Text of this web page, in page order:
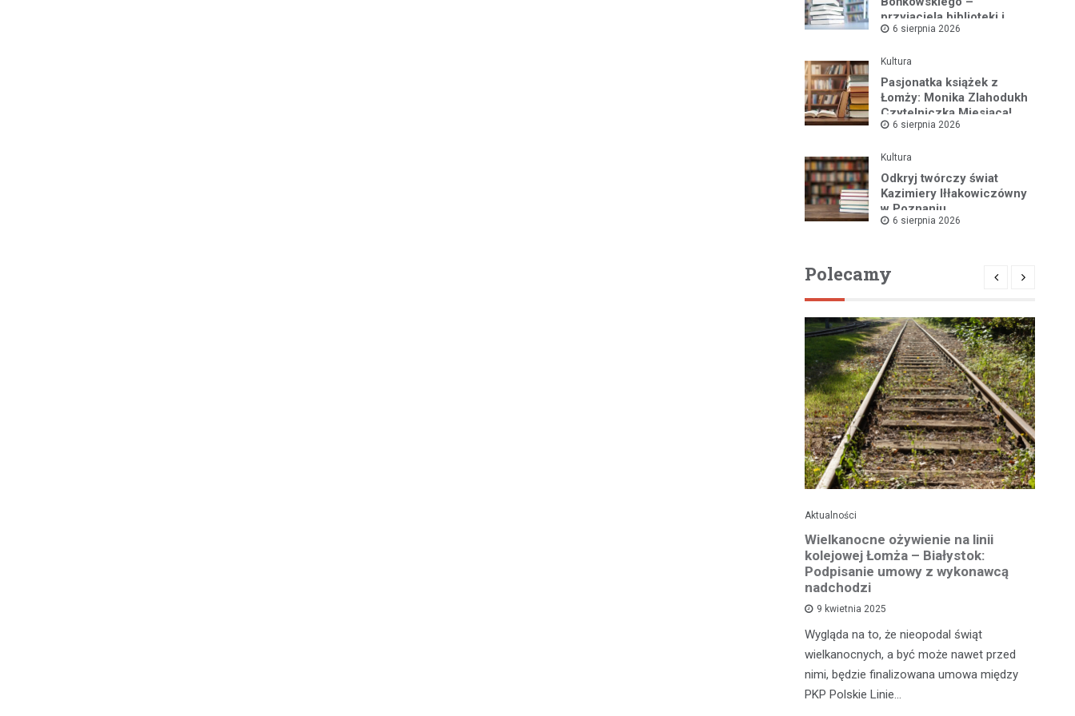
przyjaciela biblioteki i
pasjonata historii regionu
6 sierpnia 2026
Kultura
Pasjonatka książek z
Łomży: Monika Zlahodukh
Czytelniczką Miesiąca!
6 sierpnia 2026
Kultura
Odkryj twórczy świat
Kazimiery Iłłakowiczówny
w Poznaniu
6 sierpnia 2026
Polecamy
Aktualności
Wielkanocne ożywienie na linii
kolejowej Łomża – Białystok:
Podpisanie umowy z wykonawcą
nadchodzi
9 kwietnia 2025
Wygląda na to, że nieopodal świąt
wielkanocnych, a być może nawet przed
nimi, będzie finalizowana umowa między
PKP Polskie Linie…